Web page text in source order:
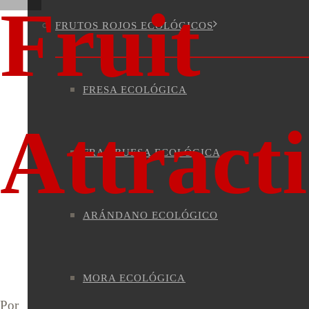
FRUTOS ROJOS ECOLÓGICOS
FRESA ECOLÓGICA
FRAMBUESA ECOLÓGICA
ARÁNDANO ECOLÓGICO
MORA ECOLÓGICA
Fruit
Por